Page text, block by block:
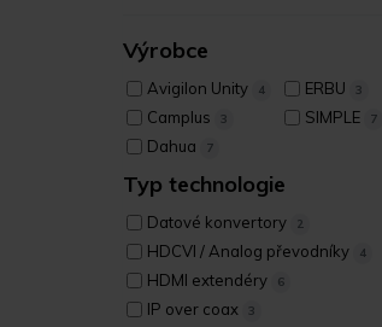
Výrobce
Avigilon Unity 4
Camplus 3
Dahua 7
ERBU 3
SIMPLE 7
Typ technologie
Datové konvertory 2
HDCVI / Analog převodníky 4
HDMI extendéry 6
IP over coax 3